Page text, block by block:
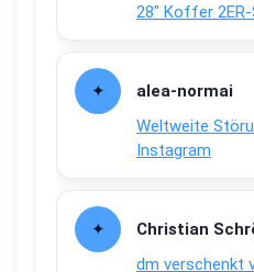
28″ Koffer
alea-normai
Weltweite
Instagram
Christian
dm verschenkt